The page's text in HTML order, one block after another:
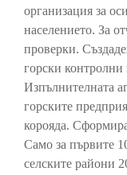
организация за
населението. За
проверки.
горски контролни
Изпълнителната
горските
корояда.
Само за първите
селските райони